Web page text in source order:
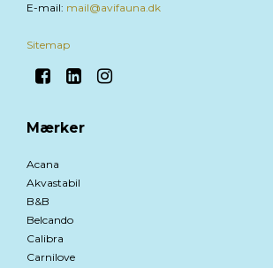
E-mail: mail@avifauna.dk
Sitemap
Mærker
Acana
Akvastabil
B&B
Belcando
Calibra
Carnilove